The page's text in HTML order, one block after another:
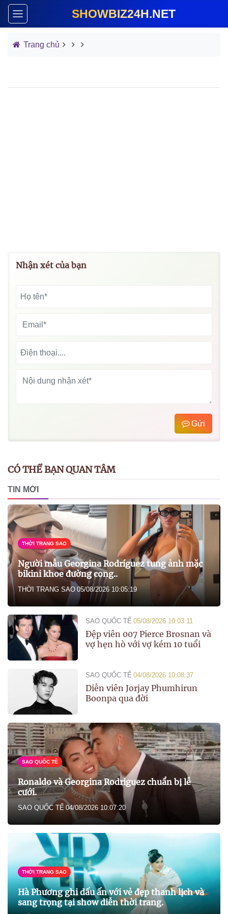
SHOWBIZ24H.NET
Trang chủ
Nhận xét của bạn
Gửi
CÓ THỂ BẠN QUAN TÂM
TIN MỚI
THỜI TRANG SAO
Người mẫu Georgina Rodríguez tung ảnh mặc
bikini khoe đường cong..
THỜI TRANG SAO 05/08/2026 10:05:19
SAO QUỐC TẾ 05/08/2026 10:03:11
Đệp viên 007 Pierce Brosnan và
vợ hẹn hò với vợ kém 10 tuổi
SAO QUỐC TẾ 04/08/2026 10:08:37
Diễn viên Jorjay Phumhirun
Boonpa qua đời
SAO QUỐC TẾ
Ronaldo và Georgina Rodriguez chuẩn bị lễ
cưới.
SAO QUỐC TẾ 04/08/2026 10:07:20
THỜI TRANG SAO
Hà Phương ghi dấu ấn với vẻ đẹp thanh lịch và
sang trọng tại show diễn thời trang.